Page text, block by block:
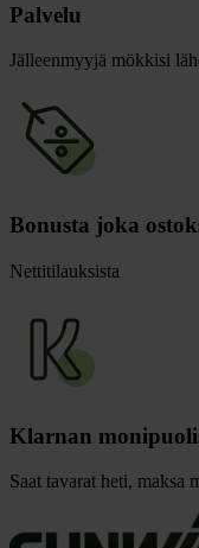
Palvelu
Jälleenmyyjä mökkisi
Bonusta joka
Nettitilauksista
Klarnan
Saat tavarat heti, maksa